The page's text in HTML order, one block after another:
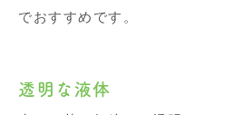
でおすすめです。
透明な液体